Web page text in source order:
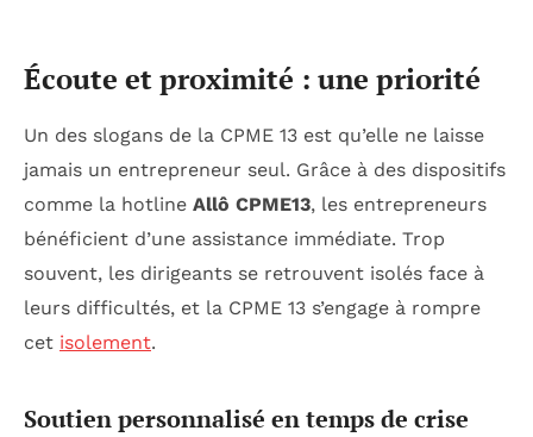
Écoute et proximité : une priorité
Un des slogans de la CPME 13 est qu’elle ne laisse
jamais un entrepreneur seul. Grâce à des dispositifs
comme la hotline Allô CPME13, les entrepreneurs
bénéficient d’une assistance immédiate. Trop
souvent, les dirigeants se retrouvent isolés face à
leurs difficultés, et la CPME 13 s’engage à rompre
cet isolement.
Soutien personnalisé en temps de crise